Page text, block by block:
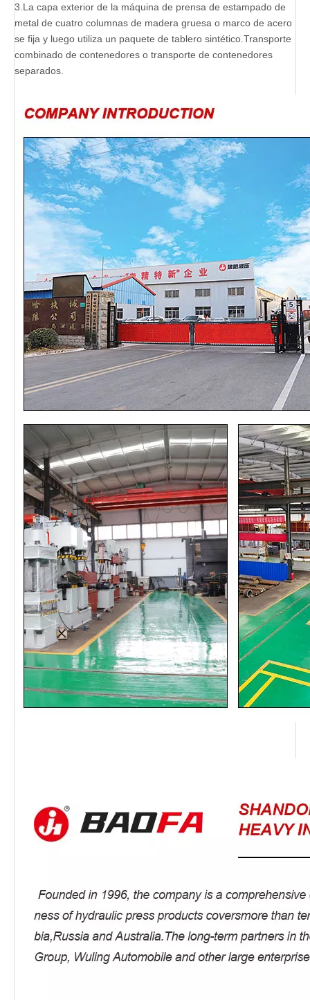
3.La capa exterior de la máquina de prensa de estampado de
metal de cuatro columnas de madera gruesa o marco de acero
se fija y luego utiliza un paquete de tablero sintético.Transporte
combinado de contenedores o transporte de contenedores
separados.